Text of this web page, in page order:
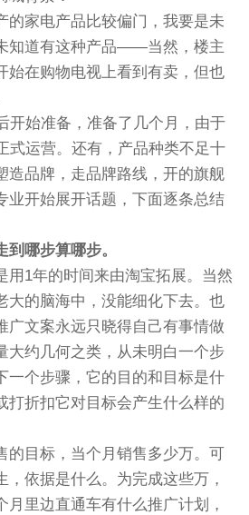
的家电产品比较偏门，我要是未
知道有这种产品——当然，楼主
始在购物电视上看到有卖，但也
开始准备，准备了几个月，由于
式运营。还有，产品种类不足十
造品牌，走品牌路线，开的旗舰
业开始展开话题，下面逐条总结
哪步算哪步。
用1年的时间来由淘宝拓展。当然
大的脑海中，没能细化下去。也
广文案永远只晓得自己有事情做
大约几何之类，从未明白一个步
一个步骤，它的目的和目标是什
打折扣它对目标会产生什么样的
的目标，当个月销售多少万。可
，依据是什么。为完成这些万，
月里边直通车有什么推广计划，